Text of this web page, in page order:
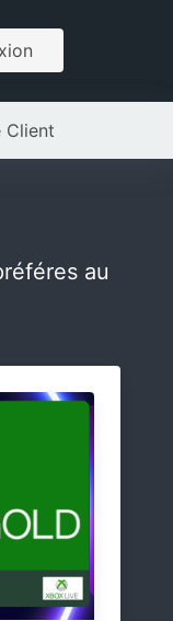
Client
au